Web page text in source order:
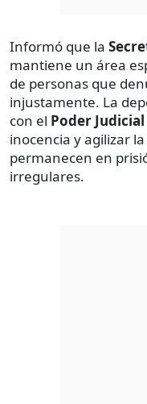
Informó que la
mantiene un área
de personas que
injustamente. La
con el Poder Judicial
inocencia y agilizar
permanecen en
irregulares.